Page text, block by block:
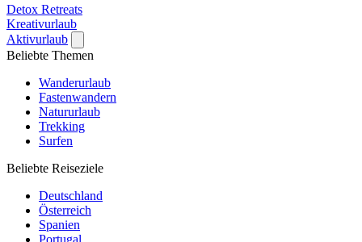
Detox Retreats
Kreativurlaub
Aktivurlaub
Beliebte Themen
Wanderurlaub
Fastenwandern
Natururlaub
Trekking
Surfen
Beliebte Reiseziele
Deutschland
Österreich
Spanien
Portugal